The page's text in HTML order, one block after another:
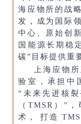
海应物所的战
发，成为国际
中心、原始创
国能源长期稳
碳”目标提供重
上海应物
验室，承担中
“未来先进核
（TMSR）”
术， 打造